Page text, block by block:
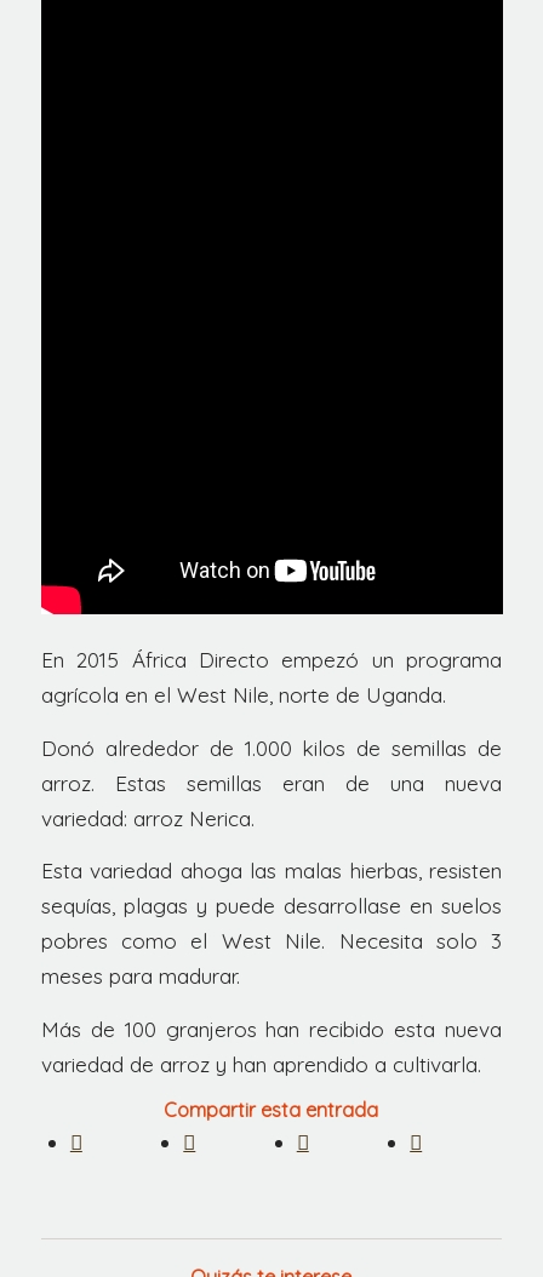
En 2015 África Directo empezó un programa
agrícola en el West Nile, norte de Uganda.
Donó alrededor de 1.000 kilos de semillas de
arroz. Estas semillas eran de una nueva
variedad: arroz Nerica.
Esta variedad ahoga las malas hierbas, resisten
sequías, plagas y puede desarrollase en suelos
pobres como el West Nile. Necesita solo 3
meses para madurar.
Más de 100 granjeros han recibido esta nueva
variedad de arroz y han aprendido a cultivarla.
Compartir esta entrada